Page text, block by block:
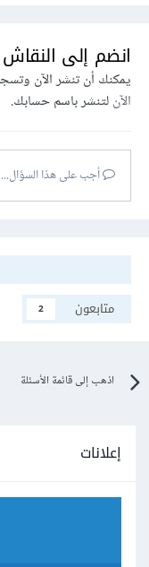
انضم إلى النقاش
يمكنك أن تنشر الآن
الآنلتنشر باسم حسابك.
أجب على هذا السؤال...
متابعون
2
اذهب إلى قائمة الأسئلة
إعلانات